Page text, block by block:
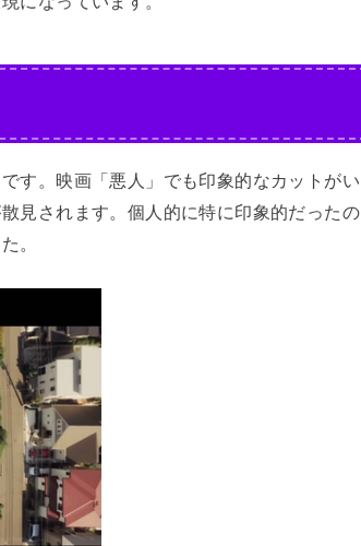
す。映画「悪人」でも印象的なカットがい
見されます。個人的に特に印象的だったの
。